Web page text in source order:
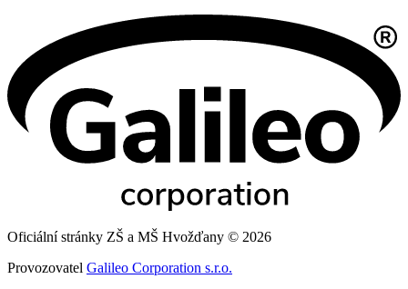
Oficiální stránky ZŠ a MŠ Hvožďany © 2026
Provozovatel Galileo Corporation s.r.o.